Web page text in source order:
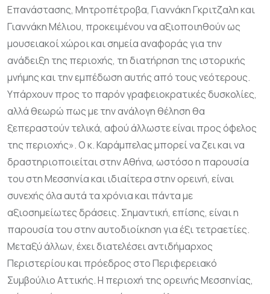
Επανάστασης, Μητροπέτροβα, Γιαννάκη Γκριτζαλη και
Γιαννάκη Μέλιου, προκειμένου να αξιοποιηθούν ως
μουσειακοί χώροι και σημεία αναφοράς για την
ανάδειξη της περιοχής, τη διατήρηση της ιστορικής
μνήμης και την εμπέδωση αυτής από τους νεότερους.
Υπάρχουν προς το παρόν γραφειοκρατικές δυσκολίες,
αλλά θεωρώ πως με την ανάλογη θέληση θα
ξεπεραστούν τελικά, αφού άλλωστε είναι προς όφελος
της περιοχής». Ο κ. Καράμπελας μπορεί να ζει και να
δραστηριοποιείται στην Αθήνα, ωστόσο η παρουσία
του στη Μεσσηνία και ιδιαίτερα στην ορεινή, είναι
συνεχής όλα αυτά τα χρόνια και πάντα με
αξιοσημείωτες δράσεις. Σημαντική, επίσης, είναι η
παρουσία του στην αυτοδιοίκηση για έξι τετραετίες.
Μεταξύ άλλων, έχει διατελέσει αντιδήμαρχος
Περιστερίου και πρόεδρος στο Περιφερειακό
Συμβούλιο Αττικής. Η περιοχή της ορεινής Μεσσηνίας,